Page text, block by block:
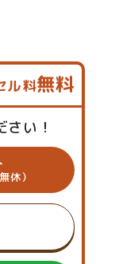
ル料無料
い！
休）